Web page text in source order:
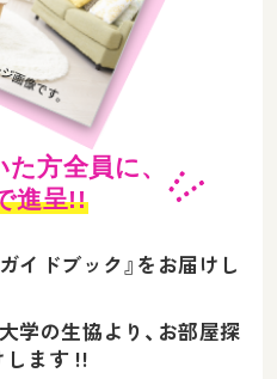
方全員に、
進呈!!
イドブック』をお届けし
学の生協より、お部屋探
します !!